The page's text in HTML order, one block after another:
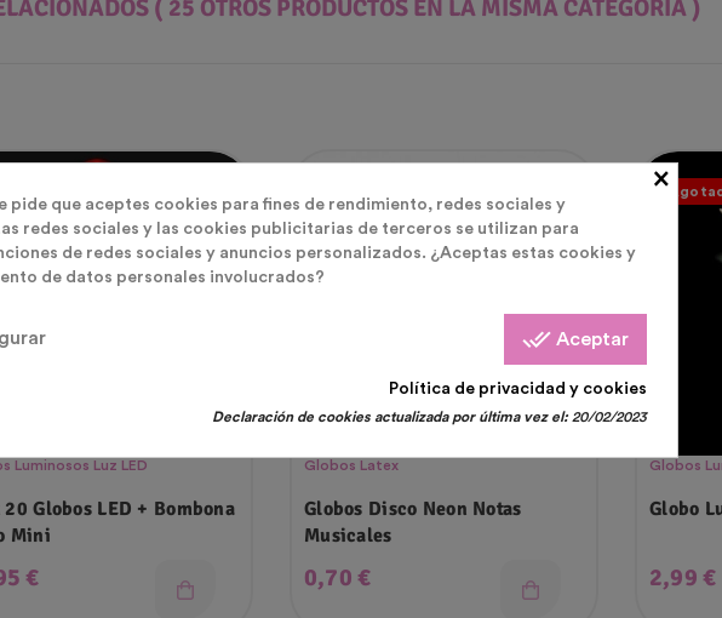
( 25 OTROS PRODUCTOS EN LA MISMA CATEGORÍA )
Luminosos Luz LED
20 Globos LED + Bombona
Mini
€
Globos Latex
Globos Disco Neon Notas
Musicales
Precio
0,70 €
Globos
Globo
Precio
2,99 €
×
pide que aceptes cookies para fines de rendimiento, redes sociales y
redes sociales y las cookies publicitarias de terceros se utilizan para
de redes sociales y anuncios personalizados. ¿Aceptas estas cookies y
de datos personales involucrados?
done_all Aceptar
Política de privacidad y cookies
Declaración de cookies actualizada por última vez el:20/02/2023